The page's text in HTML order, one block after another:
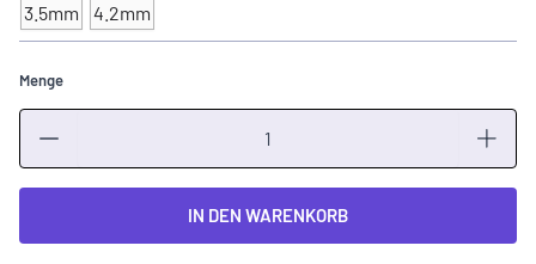
3.5mm 4.2mm
Menge
IN DEN WARENKORB